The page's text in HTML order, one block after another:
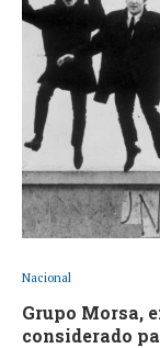
Nacional
Grupo Morsa,
considerado